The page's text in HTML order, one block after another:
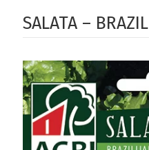
SALATA –